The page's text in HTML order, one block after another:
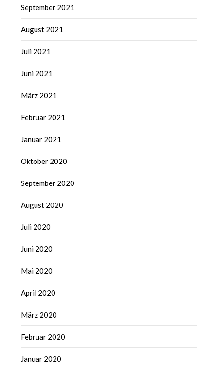
September 2021
August 2021
Juli 2021
Juni 2021
März 2021
Februar 2021
Januar 2021
Oktober 2020
September 2020
August 2020
Juli 2020
Juni 2020
Mai 2020
April 2020
März 2020
Februar 2020
Januar 2020